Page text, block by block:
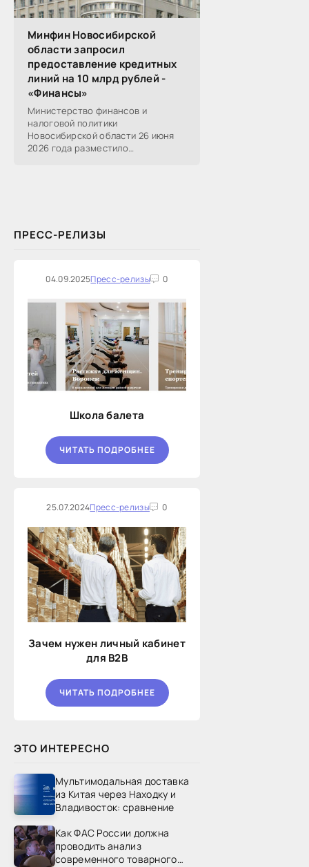
Минфин Новосибирской
области запросил
предоставление кредитных
линий на 10 млрд рублей -
«Финансы»
Министерство финансов и
налоговой политики
Новосибирской области 26 июня
2026 года разместило
ПРЕСС-РЕЛИЗЫ
04.09.2025Пресс-релизы 0
Школа балета
ЧИТАТЬ ПОДРОБНЕЕ
25.07.2024Пресс-релизы 0
Зачем нужен личный кабинет
для B2B
ЧИТАТЬ ПОДРОБНЕЕ
ЭТО ИНТЕРЕСНО
Мультимодальная доставка
из Китая через Находку и
Владивосток: сравнение
Как ФАС России должна
проводить анализ
современного товарного